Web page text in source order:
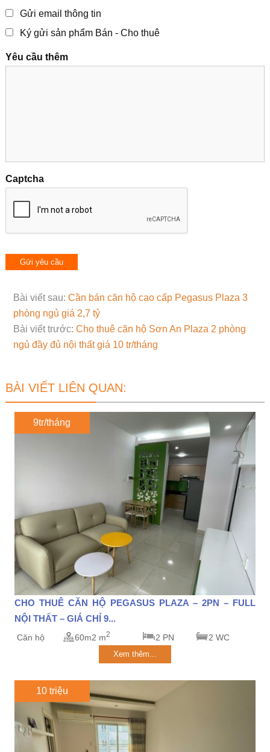
Gửi email thông tin
Ký gửi sản phẩm Bán - Cho thuê
Yêu cầu thêm
Captcha
Bài viết sau: Cần bán căn hộ cao cấp Pegasus Plaza 3
phòng ngủ giá 2,7 tỷ
Bài viết trước: Cho thuê căn hộ Sơn An Plaza 2 phòng
ngủ đầy đủ nội thất giá 10 tr/tháng
BÀI VIẾT LIÊN QUAN:
9tr/tháng
CHO THUÊ CĂN HỘ PEGASUS PLAZA – 2PN – FULL
NỘI THẤT – GIÁ CHỈ 9...
Căn hộ 60m2 m2 2 PN 2 WC
Xem thêm...
10 triệu